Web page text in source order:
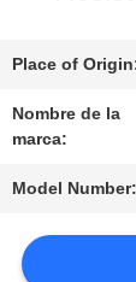
DE
CALIDAD
Place of
Nombre de la
marca:
Model Number: